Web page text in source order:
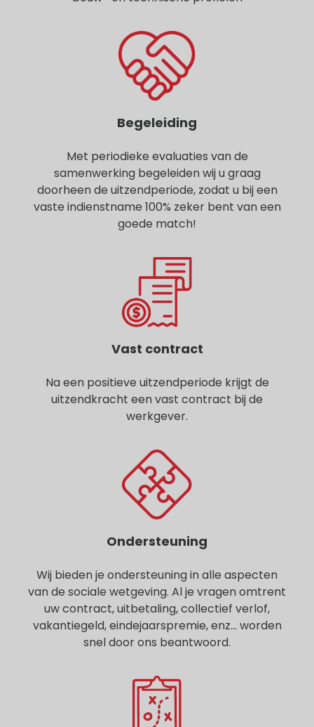
Begeleiding
Met periodieke evaluaties van de
samenwerking begeleiden wij u graag
doorheen de uitzendperiode, zodat u bij een
vaste indienstname 100% zeker bent van een
goede match!
Vast contract
Na een positieve uitzendperiode krijgt de
uitzendkracht een vast contract bij de
werkgever.
Ondersteuning
Wij bieden je ondersteuning in alle aspecten
van de sociale wetgeving. Al je vragen omtrent
uw contract, uitbetaling, collectief verlof,
vakantiegeld, eindejaarspremie, enz… worden
snel door ons beantwoord.